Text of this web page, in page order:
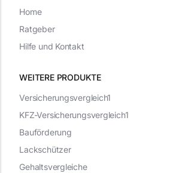
WEITERE PRODUKTE
Versicherungsvergleich1
KFZ-Versicherungsvergleich1
Bauförderung
Lackschützer
Gehaltsvergleiche
Home
Ratgeber
Hilfe und Kontakt